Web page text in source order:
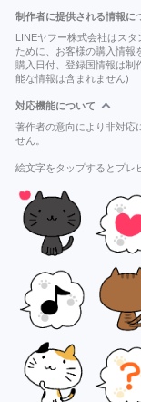
制作者に提供される情報に
LINEヤフー株式会社はス
ために、お客様の購入情報
購入日付、登録国情報は制
能な情報は含まれません)
対応機能について
著作者の意向により非対応
せん。
絵文字をタップするとプレ